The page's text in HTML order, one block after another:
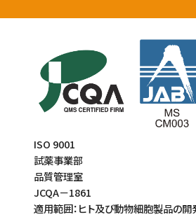
ISO 9001
試薬事業部
品質管理室
JCQA－1861
適用範囲：ヒト及び動物細胞製品の開